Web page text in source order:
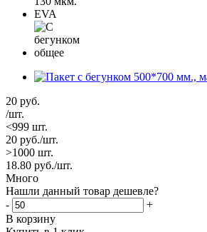
20 руб.
/шт.
<999 шт.
20 руб./шт.
>1000 шт.
18.80 руб./шт.
Много
Нашли данный товар дешевле?
-
+
В корзину